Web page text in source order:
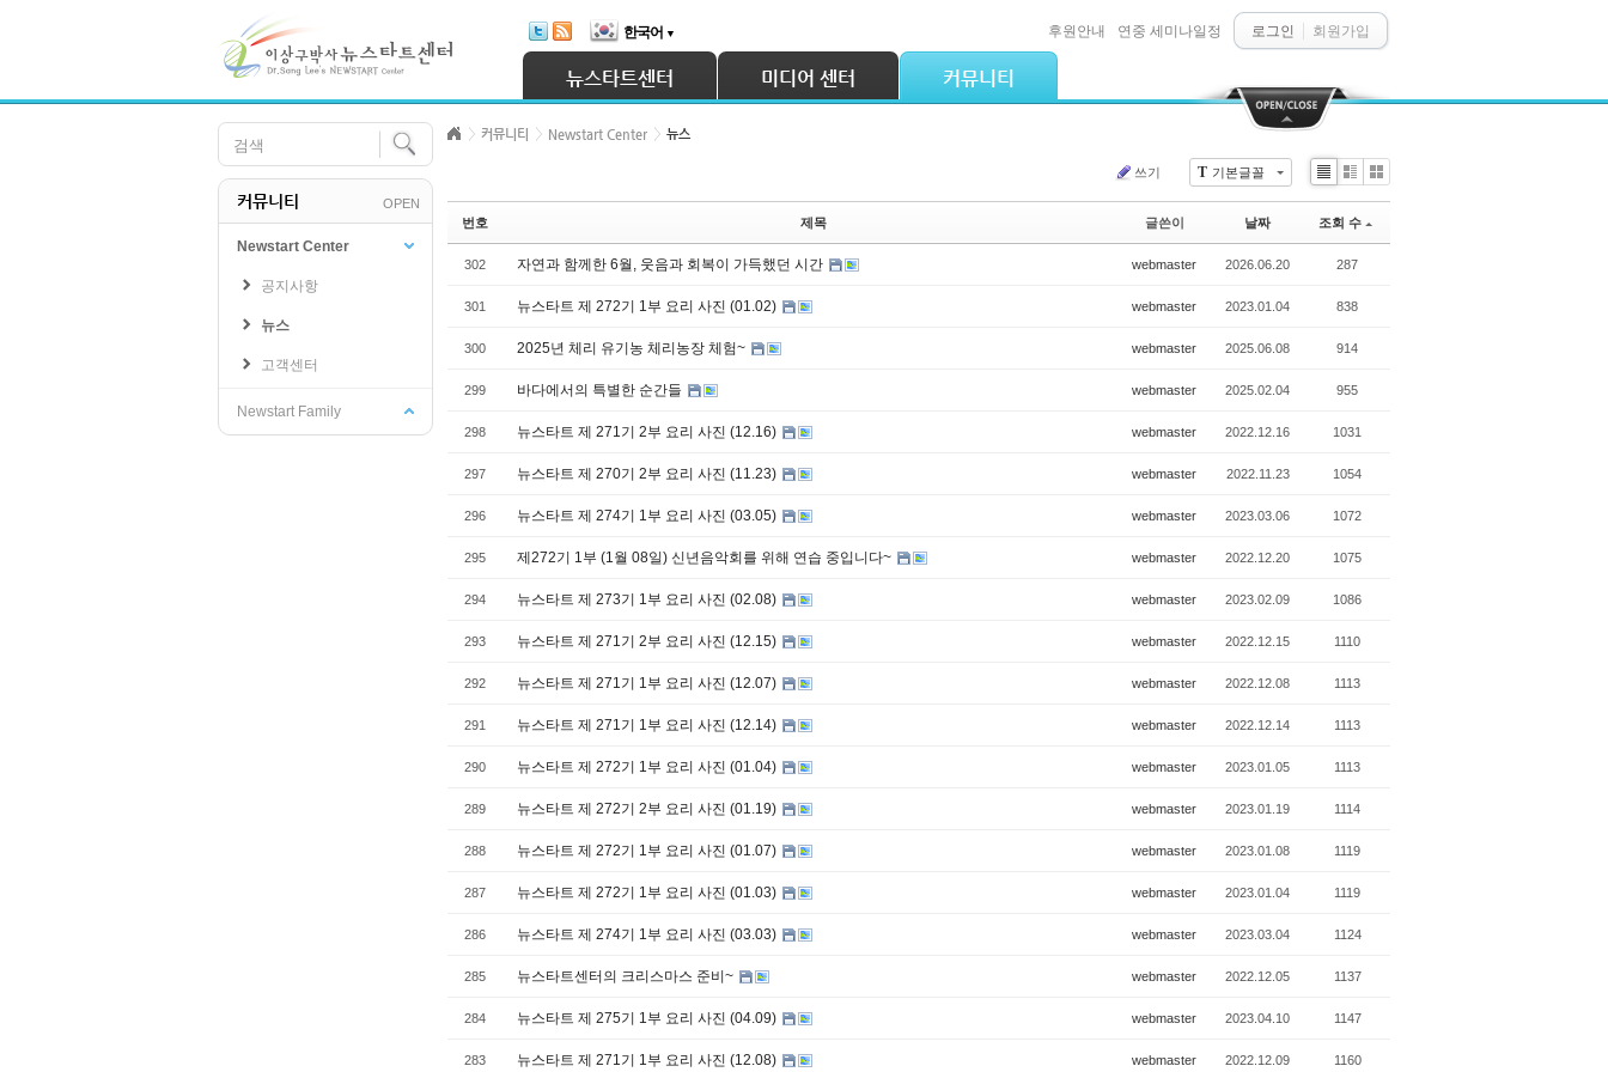
한국어 ▼ 로그인 회원가입
후원안내 연중 세미나일정
뉴스타트센터 미디어 센터 커뮤니티
커뮤니티 OPEN
Newstart Center
공지사항
뉴스
고객센터
Newstart Family
커뮤니티 Newstart Center 뉴스
T 기본글꼴
쓰기
Li
Zi
G
번호 제목 글쓴이 날짜 조회 수
302 자연과 함께한 6월, 웃음과 회복이 가득했던 시간 webmaster 2026.06.20 287
301 뉴스타트 제 272기 1부 요리 사진 (01.02) webmaster 2023.01.04 838
300 2025년 체리 유기농 체리농장 체험~ webmaster 2025.06.08 914
299 바다에서의 특별한 순간들 webmaster 2025.02.04 955
298 뉴스타트 제 271기 2부 요리 사진 (12.16) webmaster 2022.12.16 1031
297 뉴스타트 제 270기 2부 요리 사진 (11.23) webmaster 2022.11.23 1054
296 뉴스타트 제 274기 1부 요리 사진 (03.05) webmaster 2023.03.06 1072
295 제272기 1부 (1월 08일) 신년음악회를 위해 연습 중입니다~ webmaster 2022.12.20 1075
294 뉴스타트 제 273기 1부 요리 사진 (02.08) webmaster 2023.02.09 1086
293 뉴스타트 제 271기 2부 요리 사진 (12.15) webmaster 2022.12.15 1110
292 뉴스타트 제 271기 1부 요리 사진 (12.07) webmaster 2022.12.08 1113
291 뉴스타트 제 271기 1부 요리 사진 (12.14) webmaster 2022.12.14 1113
290 뉴스타트 제 272기 1부 요리 사진 (01.04) webmaster 2023.01.05 1113
289 뉴스타트 제 272기 2부 요리 사진 (01.19) webmaster 2023.01.19 1114
288 뉴스타트 제 272기 1부 요리 사진 (01.07) webmaster 2023.01.08 1119
287 뉴스타트 제 272기 1부 요리 사진 (01.03) webmaster 2023.01.04 1119
286 뉴스타트 제 274기 1부 요리 사진 (03.03) webmaster 2023.03.04 1124
285 뉴스타트센터의 크리스마스 준비~ webmaster 2022.12.05 1137
284 뉴스타트 제 275기 1부 요리 사진 (04.09) webmaster 2023.04.10 1147
283 뉴스타트 제 271기 1부 요리 사진 (12.08) webmaster 2022.12.09 1160
Sketchbook5, 스케치북5
Sketchbook5, 스케치북5
Sketchbook5, 스케치북5
Sketchbook5, 스케치북5